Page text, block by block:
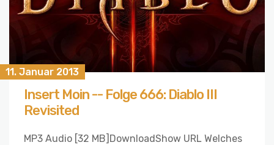
11. Januar 2013
Insert Moin -- Folge 666: Diablo III
Revisited
MP3 Audio [32 MB]DownloadShow URL Welches